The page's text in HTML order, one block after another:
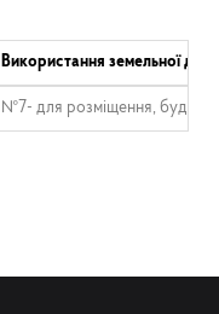
Використання земельної
№7- для розміщення,